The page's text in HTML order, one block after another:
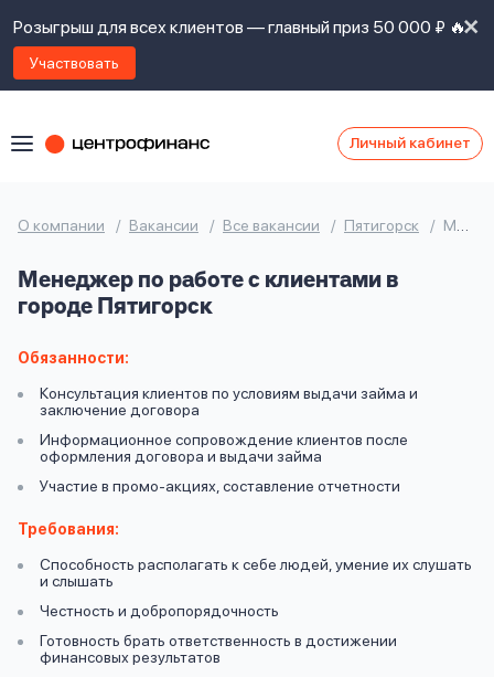
Розыгрыш для всех клиентов — главный приз 50 000 ₽ 🔥
Участвовать
Личный кабинет
О компании Вакансии Все вакансии Пятигорск Менеджер по работе с клиентами
Менеджер по работе с клиентами в
городе Пятигорск
Обязанности:
Консультация клиентов по условиям выдачи займа и
заключение договора
Информационное сопровождение клиентов после
оформления договора и выдачи займа
Участие в промо-акциях, составление отчетности
Требования:
Способность располагать к себе людей, умение их слушать
и слышать
Честность и добропорядочность
Готовность брать ответственность в достижении
финансовых результатов
контакты
Задать
Ок
Ок
Я
правилами
предоставления
политикой
даю
согласие
на
обработку
личных